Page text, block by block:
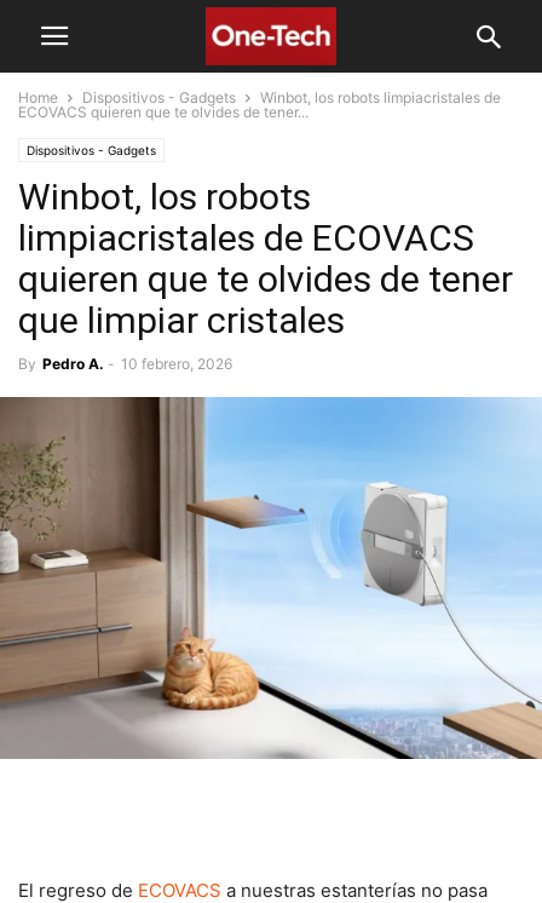
Home Dispositivos - Gadgets
Winbot, los robots limpiacristales de
ECOVACS quieren que te olvides de tener...
Dispositivos - Gadgets
Winbot, los robots
limpiacristales de ECOVACS
quieren que te olvides de tener
que limpiar cristales
By Pedro A. - 10 febrero, 2026
El regreso de ECOVACS a nuestras estanterías no pasa